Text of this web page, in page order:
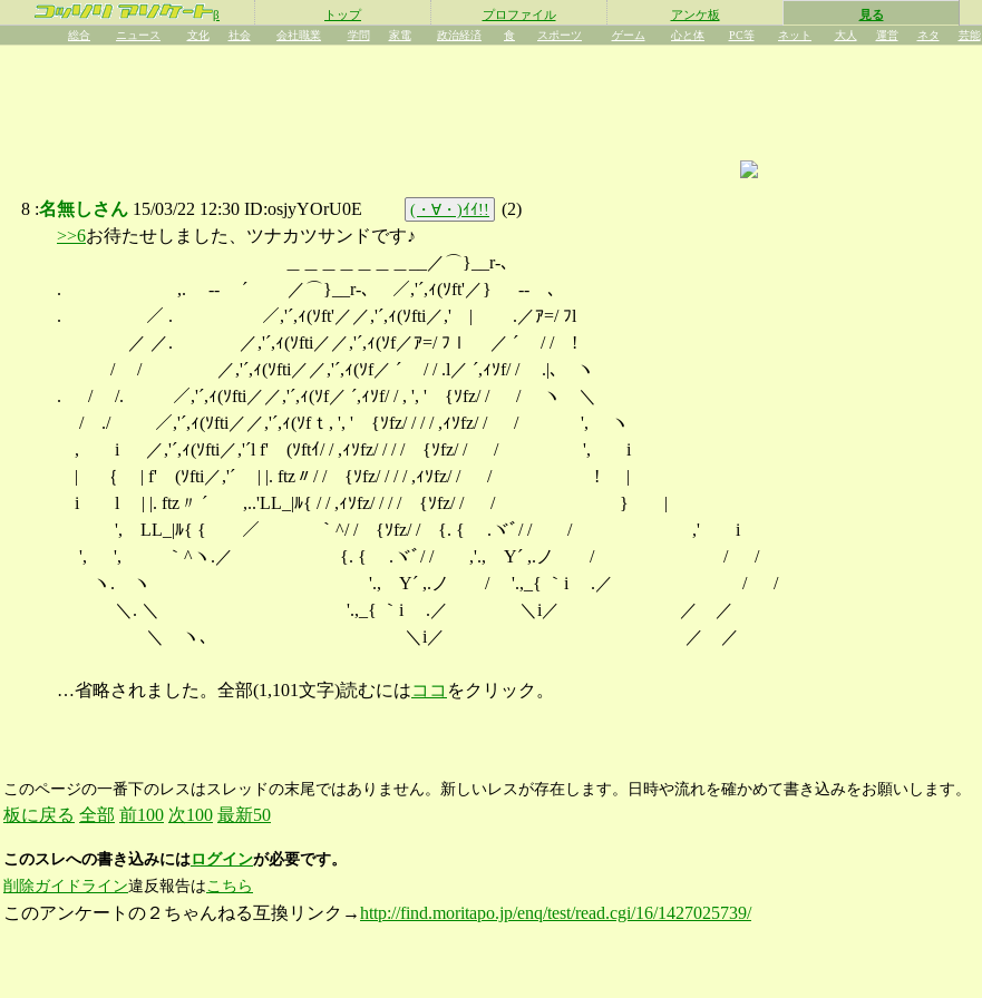
β トップ プロファイル アンケ板 見る
総合 ニュース 文化 社会 会社職業 学問 家電 政治経済 食 スポーツ ゲーム 心と体 PC等 ネット 大人 運営 ネタ 芸能
8 :名無しさん 15/03/22 12:30 ID:osjyYOrU0E (・∀・)ｲｲ!! (2)
>>6お待たせしました、ツナカツサンドです♪
＿＿＿＿＿＿＿__／⌒}__r-､
. ,. -‐ ´ ／⌒}__r-､ ／,'´,ｨ(ｿft'／} ‐- ､
. ／ . ／,'´,ｨ(ｿft'／／,'´,ｨ(ｿfti／,' | .／ｱ=/ ﾌl
／ ／. ／,'´,ｨ(ｿfti／／,'´,ｨ(ｿf／ｱ=/ ﾌｌ ／ ´ / / !
/ / ／,'´,ｨ(ｿfti／／,'´,ｨ(ｿf／ ´ / / .l／ ´,ｨｿf/ / .|､ ヽ
. / /. ／,'´,ｨ(ｿfti／／,'´,ｨ(ｿf／ ´,ｨｿf/ / , ', ' {ｿfz/ / / ヽ ＼
/ ./ ／,'´,ｨ(ｿfti／／,'´,ｨ(ｿfｔ, ', ' {ｿfz/ / / / ,ｨｿfz/ / / ', ヽ
, i ／,'´,ｨ(ｿfti／,'´l f' (ｿftｲ/ / ,ｨｿfz/ / / / {ｿfz/ / / ', i
| ｛ | f' (ｿfti／,'´ | |. ftz〃/ / {ｿfz/ / / / ,ｨｿfz/ / / ! |
i l | |. ftz〃 ´ ,..'LL_|ﾙ{ / / ,ｨｿfz/ / / / {ｿfz/ / / } |
', LL_|ﾙ{ { ／ ｀^/ / {ｿfz/ / {. { .ヾﾞ/ / / ,' i
', ', ｀^ヽ.／ {. { .ヾﾞ/ / ,'., Y´ ,.ノ / / /
ヽ. ヽ '., Y´ ,.ノ / '.,_{ ｀i .／ / /
＼. ＼ '.,_{ ｀i .／ ＼i／ ／ ／
＼ ヽ､ ＼i／ ／ ／
…省略されました。全部(1,101文字)読むにはココ をクリック。
このページの一番下のレスはスレッドの末尾ではありません。新しいレスが存在します。日時や流れを確かめて書き込みをお願いします。
板に戻る 全部 前100 次100 最新50
このスレへの書き込みにはログインが必要です。
削除ガイドライン違反報告はこちら
このアンケートの２ちゃんねる互換リンク→http://find.moritapo.jp/enq/test/read.cgi/16/1427025739/